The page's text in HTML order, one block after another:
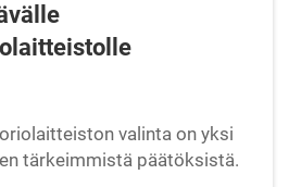
valinta on yksi
tärkeimmistä päätöksistä.